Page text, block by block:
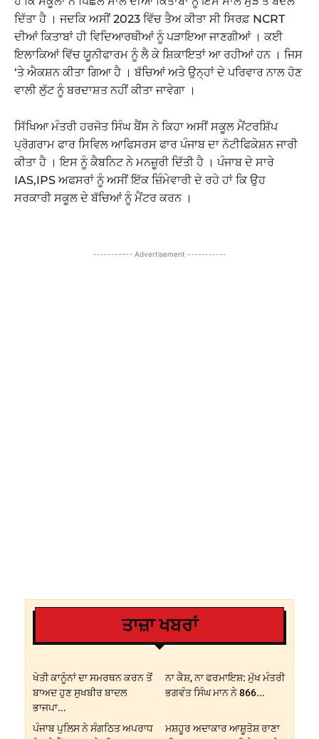
ਦਿੱਤਾ ਹੈ । ਜਦਕਿ ਅਸੀਂ 2023 ਵਿੱਚ ਤੈਅ ਕੀਤਾ ਸੀ ਸਿਰਫ਼ NCRT
ਦੀਆਂ ਕਿਤਾਬਾਂ ਹੀ ਵਿਦਿਆਰਥੀਆਂ ਨੂੰ ਪੜਾਇਆ ਜਾਣਗੀਆਂ । ਕਈ
ਇਲਾਕਿਆਂ ਵਿੱਚ ਯੂਨੀਫਾਰਮ ਨੂੰ ਲੈ ਕੇ ਸ਼ਿਕਾਇਤਾਂ ਆ ਰਹੀਆਂ ਹਨ । ਜਿਸ
‘ਤੇ ਐਕਸ਼ਨ ਕੀਤਾ ਗਿਆ ਹੈ । ਬੱਚਿਆਂ ਅਤੇ ਉਨ੍ਹਾਂ ਦੇ ਪਰਿਵਾਰ ਨਾਲ ਹੋਣ
ਵਾਲੀ ਲੁੱਟ ਨੂੰ ਬਰਦਾਸ਼ਤ ਨਹੀਂ ਕੀਤਾ ਜਾਵੇਗਾ ।
ਸਿੱਖਿਆ ਮੰਤਰੀ ਹਰਜੋਤ ਸਿੰਘ ਬੈਂਸ ਨੇ ਕਿਹਾ ਅਸੀਂ ਸਕੂਲ ਮੈਂਟਰਸ਼ਿੱਪ
ਪ੍ਰੋਗਰਾਮ ਫਾਰ ਸਿਵਿਲ ਆਫਿਸਰਸ ਫਾਰ ਪੰਜਾਬ ਦਾ ਨੋਟੀਫਿਕੇਸ਼ਨ ਜਾਰੀ
ਕੀਤਾ ਹੈ । ਇਸ ਨੂੰ ਕੈਬਨਿਟ ਨੇ ਮਨਜ਼ੂਰੀ ਦਿੱਤੀ ਹੈ । ਪੰਜਾਬ ਦੇ ਸਾਰੇ
IAS,IPS ਅਫਸਰਾਂ ਨੂੰ ਅਸੀਂ ਇੱਕ ਜ਼ਿੰਮੇਵਾਰੀ ਦੇ ਰਹੇ ਹਾਂ ਕਿ ਉਹ
ਸਰਕਾਰੀ ਸਕੂਲ ਦੇ ਬੱਚਿਆਂ ਨੂੰ ਮੈਂਟਰ ਕਰਨ ।
----------- Advertisement -----------
ਤਾਜ਼ਾ ਖਬਰਾਂ
ਖੇਤੀ ਕਾਨੂੰਨਾਂ ਦਾ ਸਮਰਥਨ ਕਰਨ ਤੋਂ
ਬਾਅਦ ਹੁਣ ਸੁਖਬੀਰ ਬਾਦਲ
ਭਾਜਪਾ...
ਨਾ ਕੈਸ਼, ਨਾ ਫਰਮਾਇਸ਼: ਮੁੱਖ ਮੰਤਰੀ
ਭਗਵੰਤ ਸਿੰਘ ਮਾਨ ਨੇ 866...
ਪੰਜਾਬ ਪੁਲਿਸ ਨੇ ਸੰਗਠਿਤ ਅਪਰਾਧ
ਮਸ਼ਹੂਰ ਅਦਾਕਾਰ ਆਸ਼ੂਤੋਸ਼ ਰਾਣਾ